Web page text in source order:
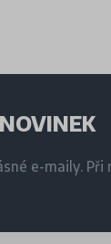
e-maily. Při